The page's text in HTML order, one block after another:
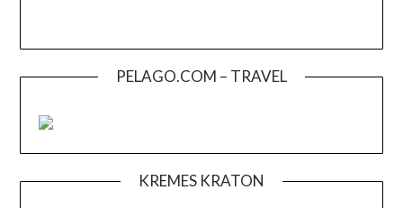
PELAGO.COM – TRAVEL
KREMES KRATON